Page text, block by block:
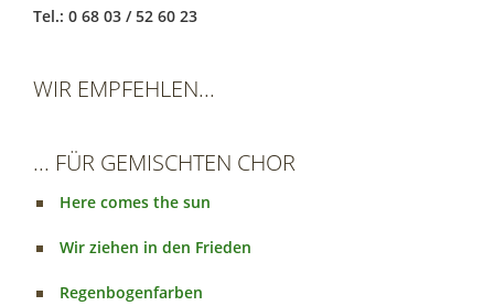
Tel.: 0 68 03 / 52 60 23
WIR EMPFEHLEN...
... FÜR GEMISCHTEN CHOR
Here comes the sun
Wir ziehen in den Frieden
Regenbogenfarben